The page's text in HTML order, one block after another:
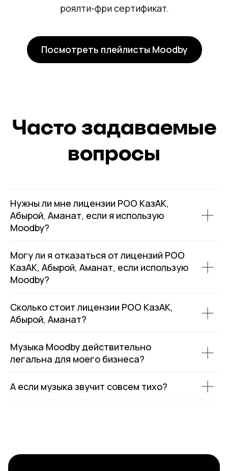
роялти-фри сертификат.
Посмотреть плейлисты Moodby
Часто задаваемые
вопросы
Нужны ли мне лицензии РОО КазАК,
Абырой, Аманат, если я использую
Moodby?
Могу ли я отказаться от лицензий РОО
КазАК, Абырой, Аманат, если использую
Moodby?
Сколько стоит лицензии РОО КазАК,
Абырой, Аманат?
Музыка Moodby действительно
легальна для моего бизнеса?
А если музыка звучит совсем тихо?